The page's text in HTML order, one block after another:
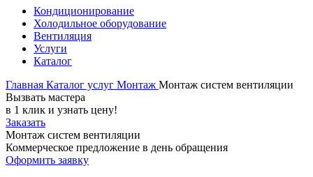
Кондиционирование
Холодильное оборудование
Вентиляция
Услуги
Каталог
Главная Каталог услуг Монтаж Монтаж систем вентиляции
Вызвать мастера
в 1 клик и узнать цену!
Заказать
Монтаж систем вентиляции
Коммерческое предложение в день обращения
Оформить заявку